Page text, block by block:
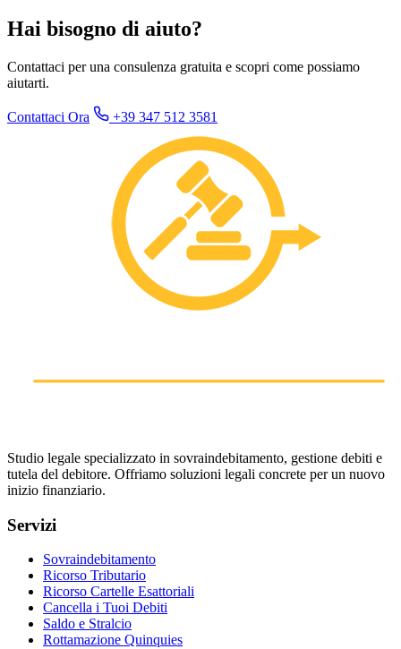
Hai bisogno di aiuto?
Contattaci per una consulenza gratuita e scopri come possiamo
aiutarti.
Contattaci Ora +39 347 512 3581
Studio legale specializzato in sovraindebitamento, gestione debiti e
tutela del debitore. Offriamo soluzioni legali concrete per un nuovo
inizio finanziario.
Servizi
Sovraindebitamento
Ricorso Tributario
Ricorso Cartelle Esattoriali
Cancella i Tuoi Debiti
Saldo e Stralcio
Rottamazione Quinquies